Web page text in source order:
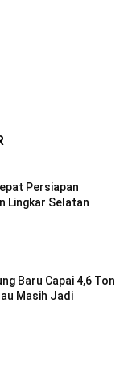
Persiapan
Lingkar Selatan
Baru Capai 4,6 Ton
Masih Jadi